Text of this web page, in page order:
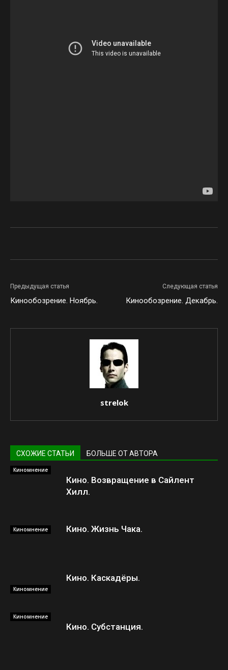
Предыдущая статья
Кинообозрение. Ноябрь.
Следующая статья
Кинообозрение. Декабрь.
strelok
СХОЖИЕ СТАТЬИ БОЛЬШЕ ОТ АВТОРА
Киномнение
Кино. Возвращение в Сайлент
Хилл.
Киномнение Кино. Жизнь Чака.
Киномнение
Кино. Каскадёры.
Киномнение
Кино. Субстанция.